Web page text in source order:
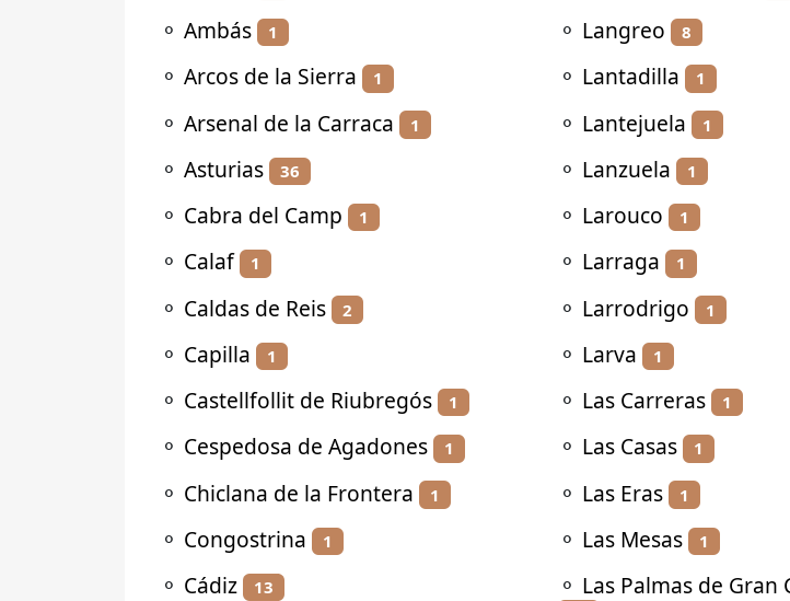
⚬ Ambás 1
⚬ Arcos de la Sierra 1
⚬ Arsenal de la Carraca 1
⚬ Asturias 36
⚬ Cabra del Camp 1
⚬ Calaf 1
⚬ Caldas de Reis 2
⚬ Capilla 1
⚬ Castellfollit de Riubregós 1
⚬ Cespedosa de Agadones 1
⚬ Chiclana de la Frontera 1
⚬ Congostrina 1
⚬ Cádiz 13
⚬ Langreo 8
⚬ Lantadilla 1
⚬ Lantejuela 1
⚬ Lanzuela 1
⚬ Larouco 1
⚬ Larraga 1
⚬ Larrodrigo 1
⚬ Larva 1
⚬ Las Carreras 1
⚬ Las Casas 1
⚬ Las Eras 1
⚬ Las Mesas 1
⚬ Las Palmas de Gran